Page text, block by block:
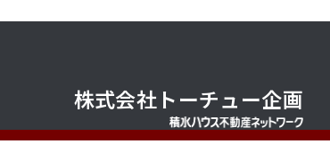
株式会社トーチュー企画